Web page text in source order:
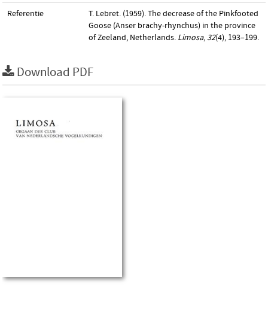
Referentie
T. Lebret. (1959). The decrease of the Pinkfooted
Goose (Anser brachy-rhynchus) in the province
of Zeeland, Netherlands. Limosa, 32(4), 193–199.
Download PDF